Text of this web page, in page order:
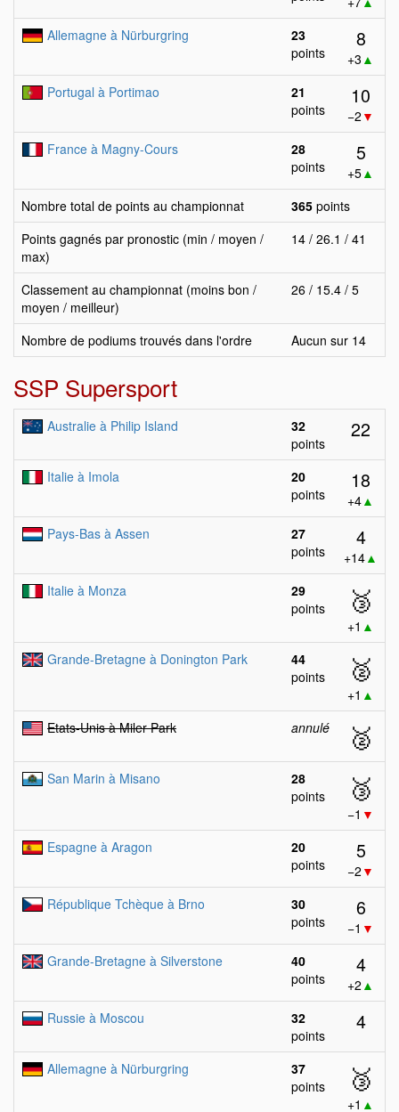
Allemagne à Nürburgring
23
points
8
+3 ▲
Portugal à Portimao
21
points
10
−2 ▼
France à Magny-Cours
28
points
5
+5▲
Nombre total de points au championnat
365 points
Points gagnés par pronostic (min / moyen /
max)
14 / 26.1 / 41
Classement au championnat (moins bon /
moyen / meilleur)
26 / 15.4 / 5
Nombre de podiums trouvés dans l'ordre Aucun sur 14
SSP Supersport
Australie à Philip Island
32
points
22
Italie à Imola
20
points
18
+4▲
Pays-Bas à Assen
27
points
4
+14▲
Italie à Monza
29
points
🥉
+1 ▲
Grande-Bretagne à Donington Park
44
points
🥈
+1 ▲
Etats-Unis à Miler Park
annulé 🥈
San Marin à Misano
28
points
🥉
−1 ▼
Espagne à Aragon
20
points
5
−2 ▼
République Tchèque à Brno
30
points
6
−1 ▼
Grande-Bretagne à Silverstone
40
points
4
+2 ▲
Russie à Moscou
32
points
4
Allemagne à Nürburgring
37
points
🥉
+1 ▲